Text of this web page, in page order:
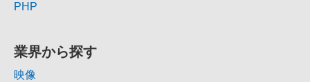
PHP
業界から探す
映像